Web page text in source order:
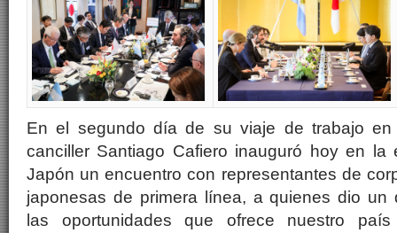
En el segundo día de su viaje de trabajo
canciller Santiago Cafiero inauguró hoy en la
Japón un encuentro con representantes de
japonesas de primera línea, a quienes dio un
las oportunidades que ofrece nuestro